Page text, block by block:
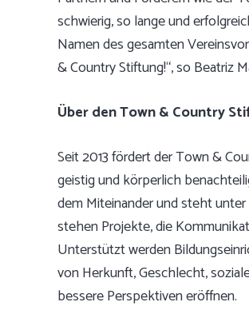
schwierig, so lange und
Namen des gesamten
& Country Stiftung!“, so Beatriz
Über den Town & Country
Seit 2013 fördert der Town &
geistig und körperlich
dem Miteinander und steht
stehen Projekte, die
Unterstützt werden
von Herkunft, Geschlecht,
bessere Perspektiven eröffnen.